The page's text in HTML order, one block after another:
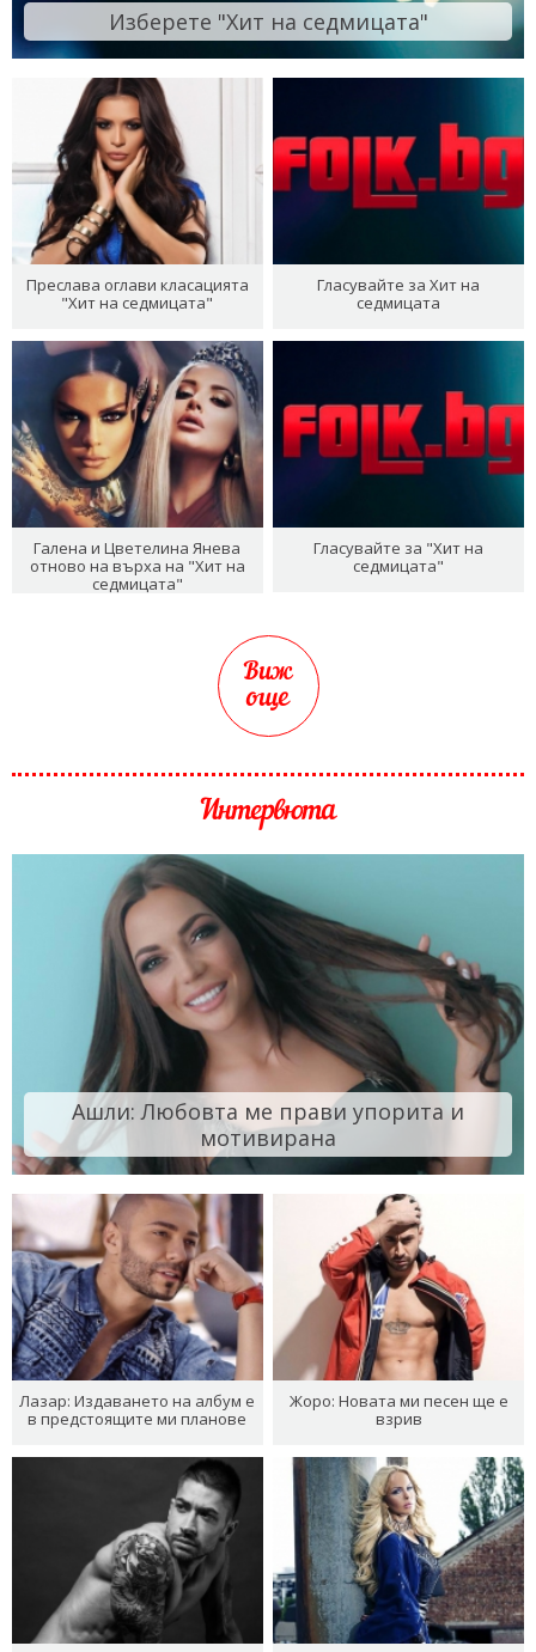
Изберете "Хит на седмицата"
Преслава оглави класацията
"Хит на седмицата"
Гласувайте за Хит на
седмицата
Галена и Цветелина Янева
отново на върха на "Хит на
седмицата"
Гласувайте за "Хит на
седмицата"
Виж
още
Интервюта
Ашли: Любовта ме прави упорита и
мотивирана
Лазар: Издаването на албум е
в предстоящите ми планове
Жоро: Новата ми песен ще е
взрив